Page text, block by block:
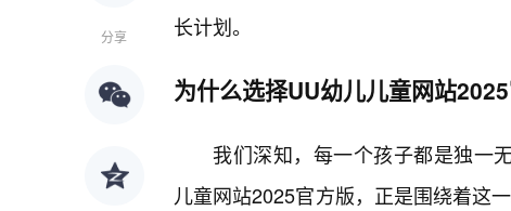
分享
长计划。
为什么选择UU幼儿儿童网站2025
我们深知，每一个孩子都是独一
儿童网站2025官方版，正是围绕着这